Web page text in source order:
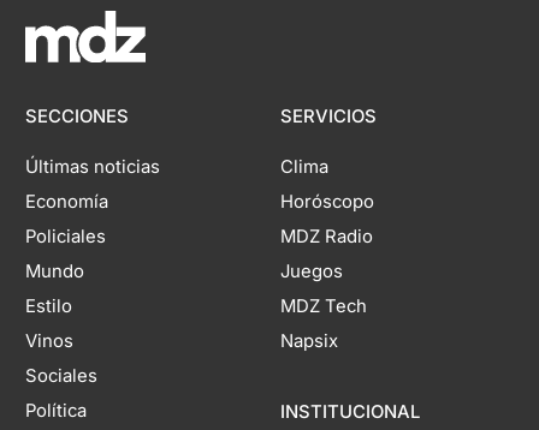
SECCIONES
Últimas noticias
Economía
Policiales
Mundo
Estilo
Vinos
Sociales
Política
SERVICIOS
Clima
Horóscopo
MDZ Radio
Juegos
MDZ Tech
Napsix
INSTITUCIONAL